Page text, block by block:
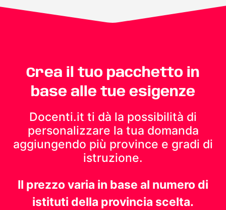
Crea il tuo pacchetto in
base alle tue esigenze
Docenti.it ti dà la possibilità di
personalizzare la tua domanda
aggiungendo più province e gradi di
istruzione.
Il prezzo varia in base al numero di
istituti della provincia scelta.